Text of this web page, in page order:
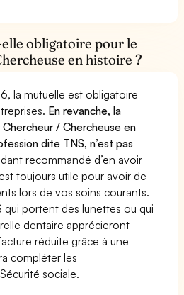
obligatoire pour le
en histoire ?
la mutuelle est obligatoire
En revanche, la
/ Chercheuse en
dite TNS, n’est pas
recommandé d’en avoir
toujours utile pour avoir de
lors de vos soins courants.
qui portent des lunettes ou qui
dentaire apprécieront
réduite grâce à une
compléter les
sociale.